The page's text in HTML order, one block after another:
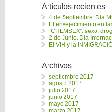
a
r
Artículos recientes
4 de Septiembre. Día
El envejecimiento en
“CHEMSEX”: sexo,
2 de Junio. Día
El VIH y la
Archivos
septiembre 2017
agosto 2017
julio 2017
junio 2017
mayo 2017
marzo 2017